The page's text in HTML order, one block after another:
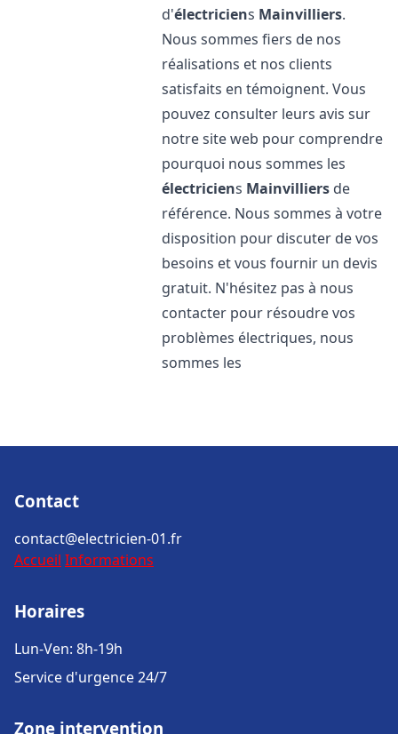
d'électriciens Mainvilliers.
Nous sommes fiers de nos
réalisations et nos clients
satisfaits en témoignent. Vous
pouvez consulter leurs avis sur
notre site web pour comprendre
pourquoi nous sommes les
électriciens Mainvilliers de
référence. Nous sommes à votre
disposition pour discuter de vos
besoins et vous fournir un devis
gratuit. N'hésitez pas à nous
contacter pour résoudre vos
problèmes électriques, nous
sommes les
Contact
contact@electricien-01.fr
Accueil Informations
Horaires
Lun-Ven: 8h-19h
Service d'urgence 24/7
Zone intervention